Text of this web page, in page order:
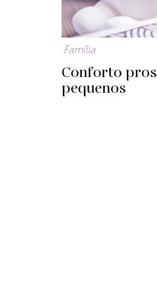
Família
Conforto pros
pequenos